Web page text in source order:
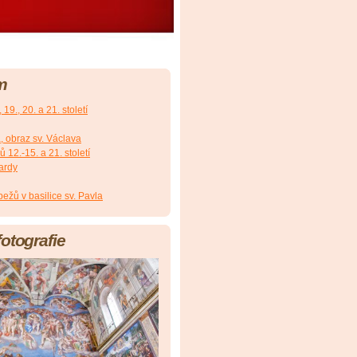
19., 20. a 21. století
obraz sv. Václava
12.-15. a 21. století
v basilice sv. Pavla